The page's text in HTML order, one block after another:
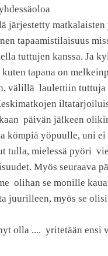
järjestetty matkalaisten
tapaamistilaisuus
tuttujen kanssa. Ja
tapana on
välillä laulettiin
päivän jälkeen
kömpiä yöpuulle, uni
tulla, mielessä pyöri
Myös seuraava
olihan se monille
juurilleen, myös se
olla .... yritetään ensi